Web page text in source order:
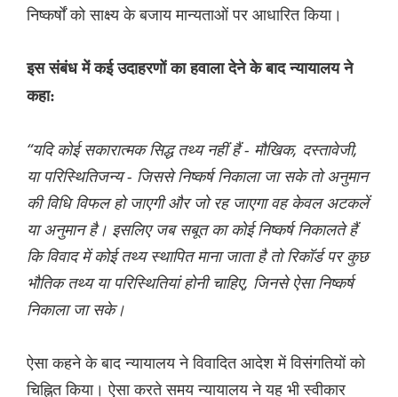
निष्कर्षों को साक्ष्य के बजाय मान्यताओं पर आधारित किया।
इस संबंध में कई उदाहरणों का हवाला देने के बाद न्यायालय ने
कहा:
“यदि कोई सकारात्मक सिद्ध तथ्य नहीं हैं - मौखिक, दस्तावेजी,
या परिस्थितिजन्य - जिससे निष्कर्ष निकाला जा सके तो अनुमान
की विधि विफल हो जाएगी और जो रह जाएगा वह केवल अटकलें
या अनुमान है। इसलिए जब सबूत का कोई निष्कर्ष निकालते हैं
कि विवाद में कोई तथ्य स्थापित माना जाता है तो रिकॉर्ड पर कुछ
भौतिक तथ्य या परिस्थितियां होनी चाहिए, जिनसे ऐसा निष्कर्ष
निकाला जा सके।
ऐसा कहने के बाद न्यायालय ने विवादित आदेश में विसंगतियों को
चिह्नित किया। ऐसा करते समय न्यायालय ने यह भी स्वीकार